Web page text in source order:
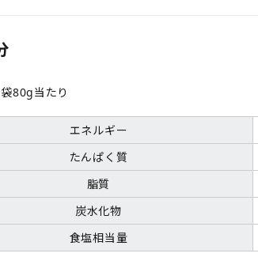
80g当たり
エネルギー
たんぱく質
脂質
炭水化物
食塩相当量